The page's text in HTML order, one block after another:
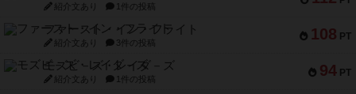
紹介文あり 1件の投稿
108 PT
ファースト・イン・フライト
紹介文あり 3件の投稿
94 PT
モズビ－ズ・レイダ－ズ
紹介文あり 1件の投稿